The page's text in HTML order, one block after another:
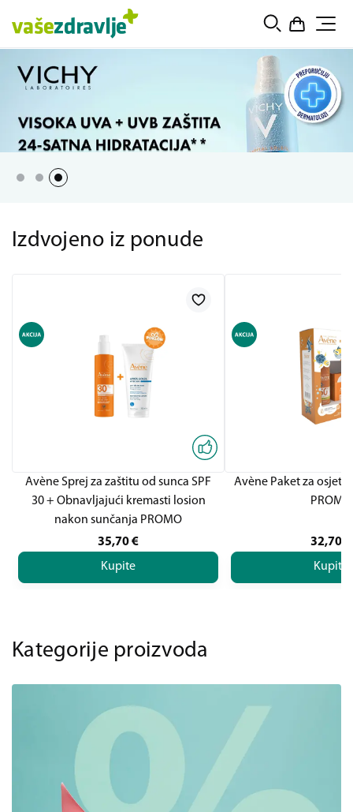
Izdvojeno iz ponude
Avène Sprej za zaštitu od sunca SPF
30 + Obnavljajući kremasti losion
nakon sunčanja PROMO
35,70€
Kupite
Avène Paket za
PROMO
32,70
Kupite
Kategorije proizvoda